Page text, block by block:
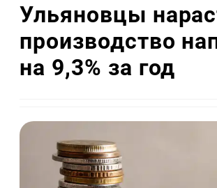
Ульяновцы
производство
на 9,3% за год